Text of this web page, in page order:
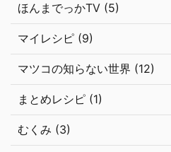
ほんまでっかTV (5)
マイレシピ (9)
マツコの知らない世界 (12)
まとめレシピ (1)
むくみ (3)